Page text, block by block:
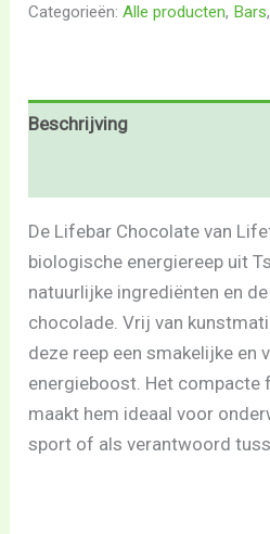
Categorieën:Alle producten, Bars
Beschrijving
De Lifebar Chocolate van
biologische energiereep uit
natuurlijke ingrediënten en
chocolade. Vrij van
deze reep een smakelijke en
energieboost. Het compacte
maakt hem ideaal voor
sport of als verantwoord